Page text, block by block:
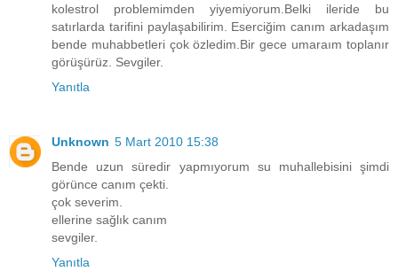
kolestrol problemimden yiyemiyorum.Belki ileride bu
satırlarda tarifini paylaşabilirim. Eserciğim canım arkadaşım
bende muhabbetleri çok özledim.Bir gece umaraım toplanır
görüşürüz. Sevgiler.
Yanıtla
Unknown 5 Mart 2010 15:38
Bende uzun süredir yapmıyorum su muhallebisini şimdi
görünce canım çekti.
çok severim.
ellerine sağlık canım
sevgiler.
Yanıtla